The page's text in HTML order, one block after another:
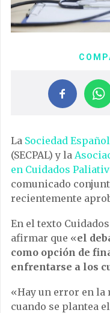
La Sociedad
(SECPAL) y la
en Cuidados
comunicado
recientemente
En el texto
afirmar que «el
como opción de
enfrentarse a los
«Hay un error en la
cuando se plantea